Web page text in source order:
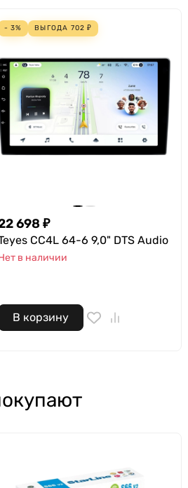
- 3% ВЫГОДА 702 ₽
698 ₽
CC4L 64-6 9,0" DTS Audio
в наличии
В корзину